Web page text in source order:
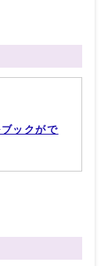
ックがで